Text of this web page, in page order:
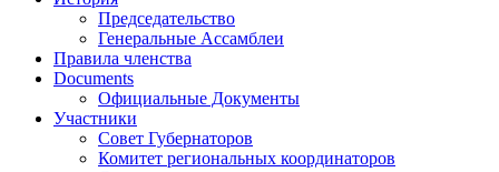
Председательство
Генеральные Ассамблеи
Правила членства
Documents
Официальные Документы
Участники
Совет Губернаторов
Комитет региональных координаторов